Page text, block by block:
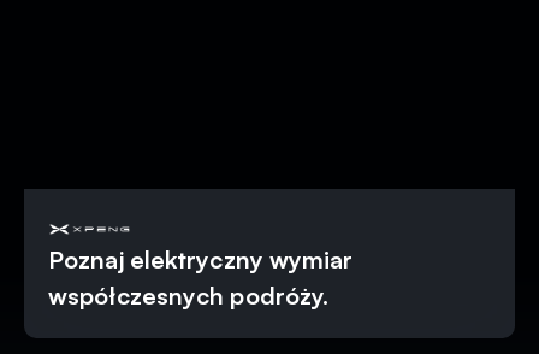
Poznaj elektryczny wymiar
współczesnych podróży.